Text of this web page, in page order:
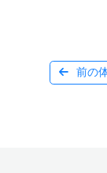
前の